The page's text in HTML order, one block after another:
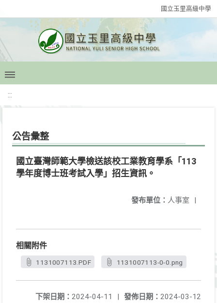
國立玉里高級中學
:::
公告彙整
國立臺灣師範大學檢送該校工業教育學系「113
學年度博士班考試入學」招生資訊。
發布單位： 人事室 |
相關附件
1131007113.PDF 1131007113-0-0.png
發佈日期： 2024-03-12
下架日期： 2024-04-11
|